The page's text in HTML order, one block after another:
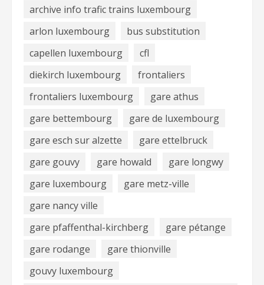
archive info trafic trains luxembourg
arlon luxembourg
bus substitution
capellen luxembourg
cfl
diekirch luxembourg
frontaliers
frontaliers luxembourg
gare athus
gare bettembourg
gare de luxembourg
gare esch sur alzette
gare ettelbruck
gare gouvy
gare howald
gare longwy
gare luxembourg
gare metz-ville
gare nancy ville
gare pfaffenthal-kirchberg
gare pétange
gare rodange
gare thionville
gouvy luxembourg